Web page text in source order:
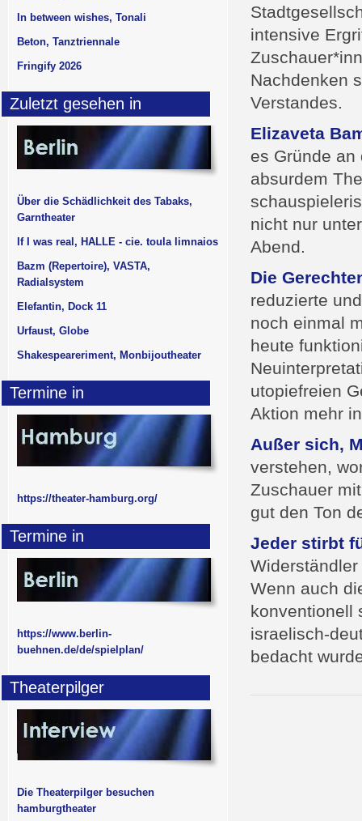
intensive
Nachdenken
Verstandes.
Elizaveta
es Gründe
absurdem
nicht nur
Abend.
Die
reduzierte
noch einmal
heute
utopiefreien
Aktion mehr
Außer sich,
verstehen,
Zuschauer
gut den Ton
Jeder stirbt
Wenn auch
konventionell
israelisch-
bedacht
In between wishes, Tonali
Beton, Tanztriennale
Fringify 2026
Zuletzt gesehen in
Über die Schädlichkeit des Tabaks,
Garntheater
If I was real, HALLE - cie. toula limnaios
Bazm (Repertoire), VASTA,
Radialsystem
Elefantin, Dock 11
Urfaust, Globe
Shakespeareriment, Monbijoutheater
Termine in
https://theater-hamburg.org/
Termine in
https://www.berlin-
buehnen.de/de/spielplan/
Theaterpilger
Die Theaterpilger besuchen
hamburgtheater